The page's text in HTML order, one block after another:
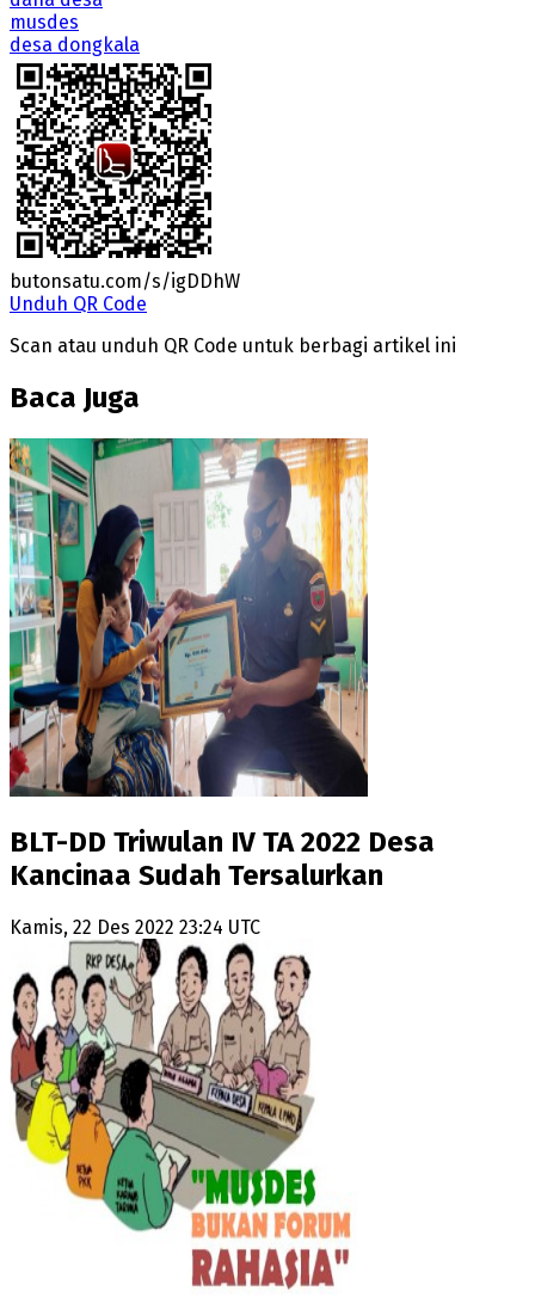
musdes
desa dongkala
butonsatu.com/s/igDDhW
Unduh QR Code
Scan atau unduh QR Code untuk berbagi artikel ini
Baca Juga
BLT-DD Triwulan IV TA 2022 Desa
Kancinaa Sudah Tersalurkan
Kamis, 22 Des 2022 23:24 UTC